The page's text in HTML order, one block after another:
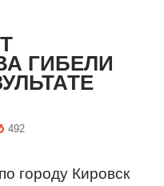
ГИБЕЛИ
492
городу Кировск